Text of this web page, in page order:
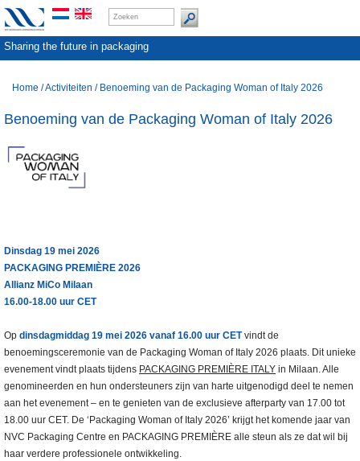
Sharing the future in packaging
Home /Activiteiten / Benoeming van de Packaging Woman of Italy 2026
Benoeming van de Packaging Woman of Italy 2026
Dinsdag 19 mei 2026
PACKAGING PREMIÈRE 2026
Allianz MiCo Milaan
16.00-18.00 uur CET
Op dinsdagmiddag 19 mei 2026 vanaf 16.00 uur CETvindt de
benoemingsceremonie van de Packaging Woman of Italy 2026 plaats. Dit unieke
evenement vindt plaats tijdens PACKAGING PREMIÈRE ITALY in Milaan. Alle
genomineerden en hun ondersteuners zijn van harte uitgenodigd deel te nemen
aan het evenement – en te genieten van de exclusieve afterparty van 17.00 tot
18.00 uur CET. De ‘Packaging Woman of Italy 2026’ krijgt het komende jaar van
NVC Packaging Centre en PACKAGING PREMIÈRE alle steun als ze dat wil bij
haar verdere professionele ontwikkeling.